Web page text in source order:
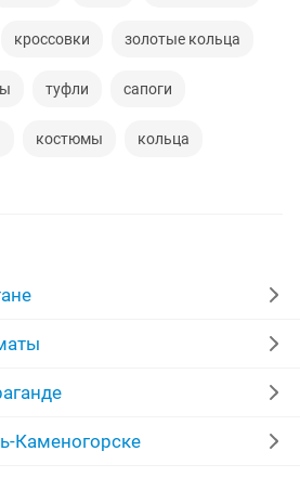
кроссовки золотые кольца
туфли сапоги
костюмы кольца
свадебное платье
Каменогорске